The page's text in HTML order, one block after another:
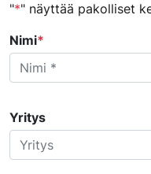
"*" näyttää pakolliset
Kenttä on
Nimi*
Yritys